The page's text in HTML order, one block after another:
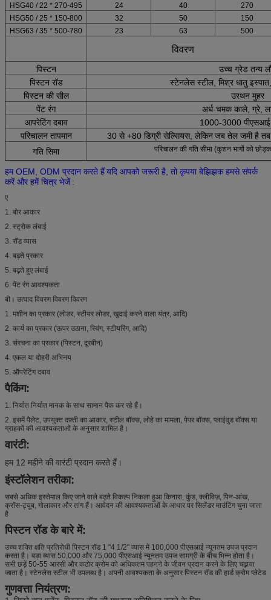
HSG40 / 22 * ​​270-495
24 40
270
HSG50 / 25 * 150-800
32 50
150
HSG63 / 35 * 500-780
23 63 500
विवरण
पिस्टन
उच्च ग्रेड तन्य
पिस्टन रॉड
स्टेनलेस स्टील, मिश्र धातु
पिस्टन की सील
उरथन मुहर
पेंट रंग
अर्ध-चमक काले, ग्रे,
आपरेटिंग दबाव
1000-3000
परिचालन तापमान
30 से +80 डिग्री सेल्सियस, लेकिनजब तेल जमी है तब
गति सिमा
परिचालन की गति सीमा (कुशन भागों को
हम OEM, ODM प्रदान करते हैंयदि आपको जरूरी है, तो कृपया बेझिझक हमसे संपर्क
करें और हमें चित्र भेजें :
ए
1. बोर आकार
2. स्ट्रोक लंबाई
3. रॉड व्यास
4. बढ़ते प्रकार
5. बढ़ते हुए लंबाई
6. पेंट रंग आवश्यकता
बी। उत्पाद विवरण विवरण विवरण
1. मशीन का प्रकार (लोडर, स्टीयर लोडर, खुदाई करने वाला यंत्र, आदि)
2. कार्य का प्रकार (ऊपर उठाना, स्विंग, स्टीयरिंग, आदि)
3. संरचना का प्रकार (पिस्टन, दूरबीन)
4. एकल या दोहरी अभिनय
5. ऑपरेटिंग दबाव
पैकिंग:
1. निर्यात निर्यात मानक के साथ सामान पैक कर रहे हैं।
2. इसमें पैलेट, उपयुक्त दफ़्ती का आकार, स्टील बॉक्स, लोहे का मामला, पेपर बॉक्स, प्लाईवुड बॉक्स या
ग्राहकों की आवश्यकताओं के अनुसार शामिल है।
वारंटी:
हम 12 महीने की वारंटी प्रदान करते हैं।
इंस्टॉलेशन तरीका:
सबसे अधिक इस्तेमाल किए जाने वाले बढ़ते विकल्प निकला हुआ किनारा, कुंड, क्लीविज़, पिन-आंख,
क्रॉस-ट्यूब, गोलाकार और तांग हैं। आवेदन की आवश्यकताओं के आधार पर सिलेंडर माउंटिंग चुना जाता
है
पिस्टन रॉड के बारे में:
उच्च शक्ति क्षति प्रतिरोधी पिस्टन रॉड 1 "4 1/2" व्यास में 100,000 पीएसआई न्यूनतम उपज प्रदान
करता है। बड़ा व्यास 50,000 और 75,000 पीएसआई न्यूनतम उपज सामग्री के बीच भिन्न होता है।
सभी छड़ें 50-55 आरसी और कठोर क्रोम को अधिकतम पहनने के जीवन प्रदान करने के लिए चढ़ाया
जाता है। स्टेनलेस स्टील भी उपलब्ध है। अपनी आवश्यकता के अनुसार पिस्टन रॉड की हार्ड क्रोम प्लेटेड
गुणवत्ता नियंत्रण: